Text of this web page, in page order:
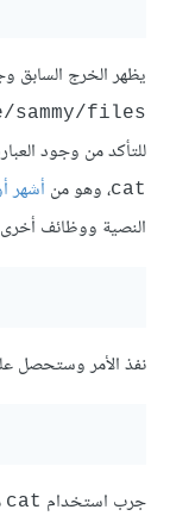
يظهر الخرج السابق
sammy/files/
للتأكد من وجود
cat، وهو من أشهر
النصية ووظائف أخرى
نفذ الأمر وستحصل
جرب استخدام cat